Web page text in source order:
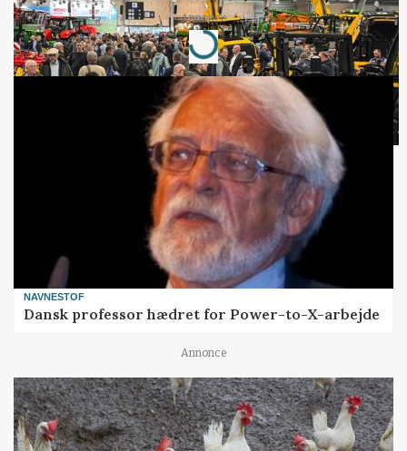
Annonce
Loading...
NAVNESTOF
Dansk professor hædret for Power-to-X-arbejde
Annonce